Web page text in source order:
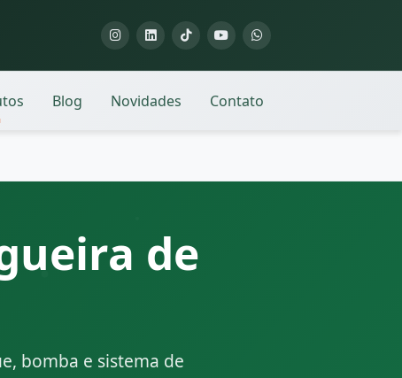
Blog Novidades Contato
de
bomba e sistema de